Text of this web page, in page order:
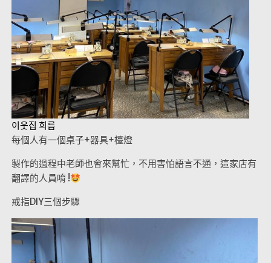
이웃집 희름
每個人有一個桌子+器具+檯燈
製作的過程中老師也會來幫忙，不用害怕語言不通，這家店有
翻譯的人員唷 !
戒指DIY三個步驟